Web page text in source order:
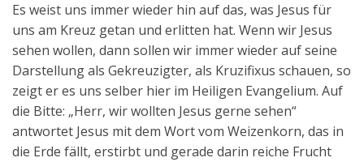
Es weist uns immer wieder hin auf das, was Jesus für
uns am Kreuz getan und erlitten hat. Wenn wir Jesus
sehen wollen, dann sollen wir immer wieder auf seine
Darstellung als Gekreuzigter, als Kruzifixus schauen, so
zeigt er es uns selber hier im Heiligen Evangelium. Auf
die Bitte: „Herr, wir wollten Jesus gerne sehen“
antwortet Jesus mit dem Wort vom Weizenkorn, das in
die Erde fällt, erstirbt und gerade darin reiche Frucht